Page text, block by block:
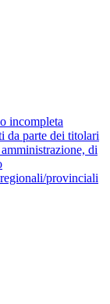
incompleta
da parte dei titolari
di
provinciali